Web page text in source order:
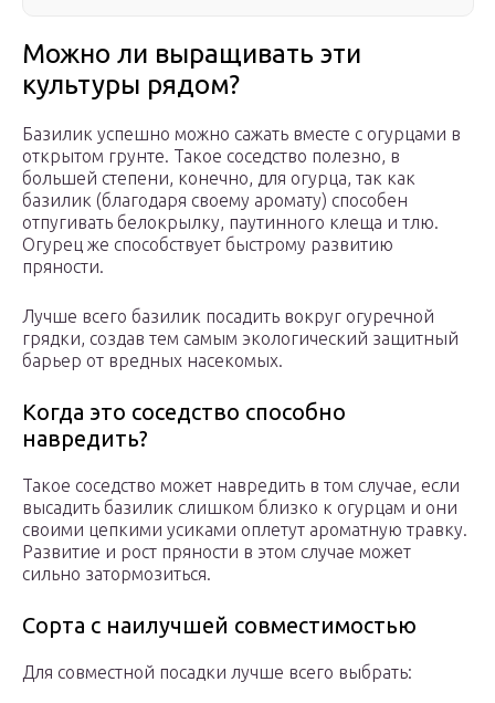
Можно ли выращивать эти
культуры рядом?
Базилик успешно можно сажать вместе с огурцами в
открытом грунте. Такое соседство полезно, в
большей степени, конечно, для огурца, так как
базилик (благодаря своему аромату) способен
отпугивать белокрылку, паутинного клеща и тлю.
Огурец же способствует быстрому развитию
пряности.
Лучше всего базилик посадить вокруг огуречной
грядки, создав тем самым экологический защитный
барьер от вредных насекомых.
Когда это соседство способно
навредить?
Такое соседство может навредить в том случае, если
высадить базилик слишком близко к огурцам и они
своими цепкими усиками оплетут ароматную травку.
Развитие и рост пряности в этом случае может
сильно затормозиться.
Сорта с наилучшей совместимостью
Для совместной посадки лучше всего выбрать: